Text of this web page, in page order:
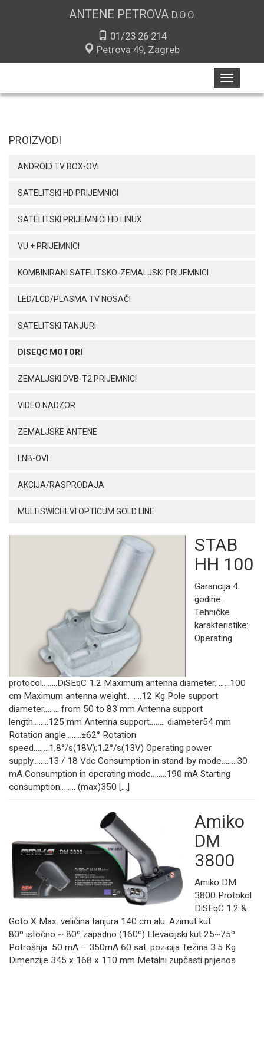
ANTENE PETROVA D.O.O.
01/23 26 214
Petrova 49, Zagreb
Toggle
PROIZVODI
ANDROID TV BOX-OVI
SATELITSKI HD PRIJEMNICI
SATELITSKI PRIJEMNICI HD LINUX
VU + PRIJEMNICI
KOMBINIRANI SATELITSKO-ZEMALJSKI PRIJEMNICI
LED/LCD/PLASMA TV NOSAČI
SATELITSKI TANJURI
DISEQC MOTORI
ZEMALJSKI DVB-T2 PRIJEMNICI
VIDEO NADZOR
ZEMALJSKE ANTENE
LNB-OVI
AKCIJA/RASPRODAJA
MULTISWICHEVI OPTICUM GOLD LINE
STAB
HH 100
Garancija 4
godine.
Tehničke
karakteristike:
Operating
protocol……..DiSEqC 1.2 Maximum antenna diameter……..100
cm Maximum antenna weight……..12 Kg Pole support
diameter…….. from 50 to 83 mm Antenna support
length……..125 mm Antenna support…….. diameter54 mm
Rotation angle……..±62° Rotation
speed……..1,8°/s(18V);1,2°/s(13V) Operating power
supply……..13 / 18 Vdc Consumption in stand-by mode……..30
mA Consumption in operating mode……..190 mA Starting
consumption…….. (max)350 […]
Amiko
DM
3800
Amiko DM
3800 Protokol
DiSEqC 1.2 &
Goto X Max. veličina tanjura 140 cm alu. Azimut kut
80º istočno ~ 80º zapadno (160º) Elevacijski kut 25~75º
Potrošnja 50 mA – 350mA 60 sat. pozicija Težina 3.5 Kg
Dimenzije 345 x 168 x 110 mm Metalni zupčasti prijenos